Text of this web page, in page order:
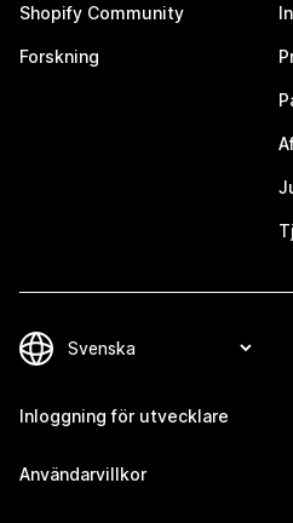
Shopify Community
Forskning
Inloggning för utvecklare
Användarvillkor